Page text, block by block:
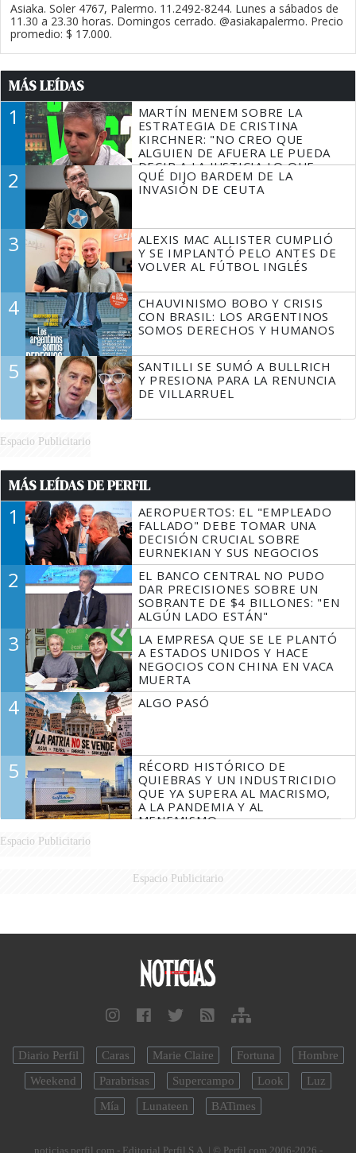
Asiaka. Soler 4767, Palermo. 11.2492-8244. Lunes a sábados de
11.30 a 23.30 horas. Domingos cerrado. @asiakapalermo. Precio
promedio: $ 17.000.
MÁS LEÍDAS
1
MARTÍN MENEM SOBRE LA
ESTRATEGIA DE CRISTINA
KIRCHNER: "NO CREO QUE
ALGUIEN DE AFUERA LE PUEDA
DECIR A LA JUSTICIA LO QUE
TIENE QUE HACER"
2
QUÉ DIJO BARDEM DE LA
INVASIÓN DE CEUTA
3
ALEXIS MAC ALLISTER CUMPLIÓ
Y SE IMPLANTÓ PELO ANTES DE
VOLVER AL FÚTBOL INGLÉS
4
CHAUVINISMO BOBO Y CRISIS
CON BRASIL: LOS ARGENTINOS
SOMOS DERECHOS Y HUMANOS
5
SANTILLI SE SUMÓ A BULLRICH
Y PRESIONA PARA LA RENUNCIA
DE VILLARRUEL
Espacio Publicitario
MÁS LEÍDAS DE PERFIL
1
AEROPUERTOS: EL "EMPLEADO
FALLADO" DEBE TOMAR UNA
DECISIÓN CRUCIAL SOBRE
EURNEKIAN Y SUS NEGOCIOS
2
EL BANCO CENTRAL NO PUDO
DAR PRECISIONES SOBRE UN
SOBRANTE DE $4 BILLONES: "EN
ALGÚN LADO ESTÁN"
3
LA EMPRESA QUE SE LE PLANTÓ
A ESTADOS UNIDOS Y HACE
NEGOCIOS CON CHINA EN VACA
MUERTA
4 ALGO PASÓ
5
RÉCORD HISTÓRICO DE
QUIEBRAS Y UN INDUSTRICIDIO
QUE YA SUPERA AL MACRISMO,
A LA PANDEMIA Y AL
MENEMISMO
Espacio Publicitario
Espacio Publicitario
Diario Perfil Caras Marie Claire Fortuna
Hombre
Weekend
Parabrisas Supercampo Look
Luz
Mía
Lunateen BATimes
noticias.perfil.com - Editorial Perfil S.A. | © Perfil.com 2006-2026 -